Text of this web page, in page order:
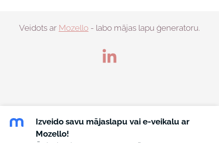
Veidots ar Mozello - labo mājas lapu ģeneratoru.
Izveido savu mājaslapu vai e-veikalu ar
Mozello!